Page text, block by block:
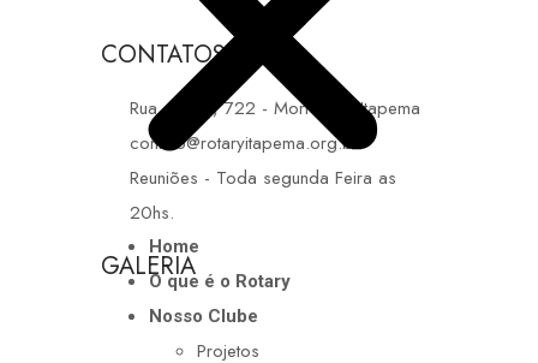
Home
O que é o Rotary
Nosso Clube
Projetos
CONTATOS
Rua 406-B, 722 - Morretes - Itapema
contato@rotaryitapema.org.br
Reuniões - Toda segunda Feira as
20hs.
GALERIA